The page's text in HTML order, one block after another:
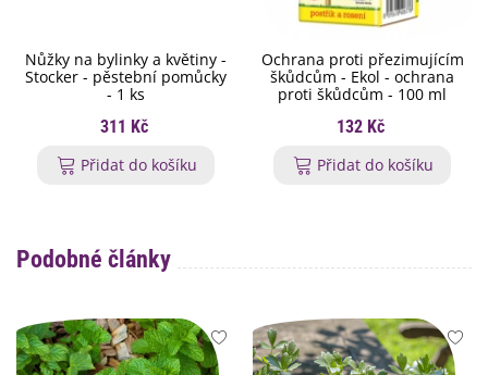
Nůžky na bylinky a květiny -
Stocker - pěstební pomůcky
- 1 ks
311 Kč
Přidat do košíku
Ochrana proti přezimujícím
škůdcům - Ekol - ochrana
proti škůdcům - 100 ml
132 Kč
Přidat do košíku
Podobné články